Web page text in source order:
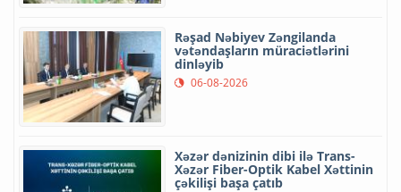
Rəşad Nəbiyev Zəngilanda
vətəndaşların müraciətlərini
dinləyib
06-08-2026
Xəzər dənizinin dibi ilə Trans-
Xəzər Fiber-Optik Kabel Xəttinin
çəkilişi başa çatıb